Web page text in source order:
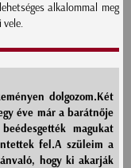
alkalommal meg
vele.
dolgozom.Két
éve már a barátnője
magukat
fel.A szüleim a
hogy ki akarják